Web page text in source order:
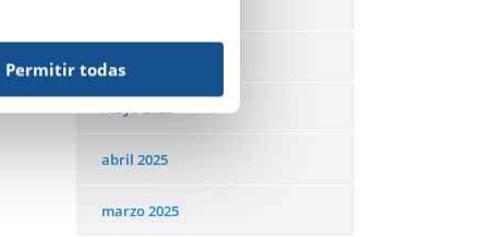
mayo 2025
abril 2025
marzo 2025
Permitir todas